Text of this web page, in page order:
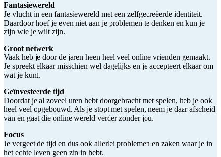
Fantasiewereld
Je vlucht in een fantasiewereld met een zelfgecreëerde identiteit.
Daardoor hoef je even niet aan je problemen te denken en kun je
zijn wie je wilt zijn.
Groot netwerk
Vaak heb je door de jaren heen heel veel online vrienden gemaakt.
Je spreekt elkaar misschien wel dagelijks en je accepteert elkaar om
wat je kunt.
Geïnvesteerde tijd
Doordat je al zoveel uren hebt doorgebracht met spelen, heb je ook
heel veel opgebouwd. Als je stopt met spelen, neem je daar afscheid
van en gaat die online wereld verder zonder jou.
Focus
Je vergeet de tijd en dus ook allerlei problemen en zaken waar je in
het echte leven geen zin in hebt.